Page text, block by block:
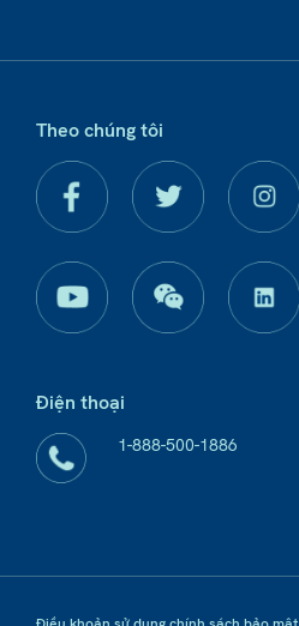
Theo chúng tôi
Điện thoại
1-888-500-1886